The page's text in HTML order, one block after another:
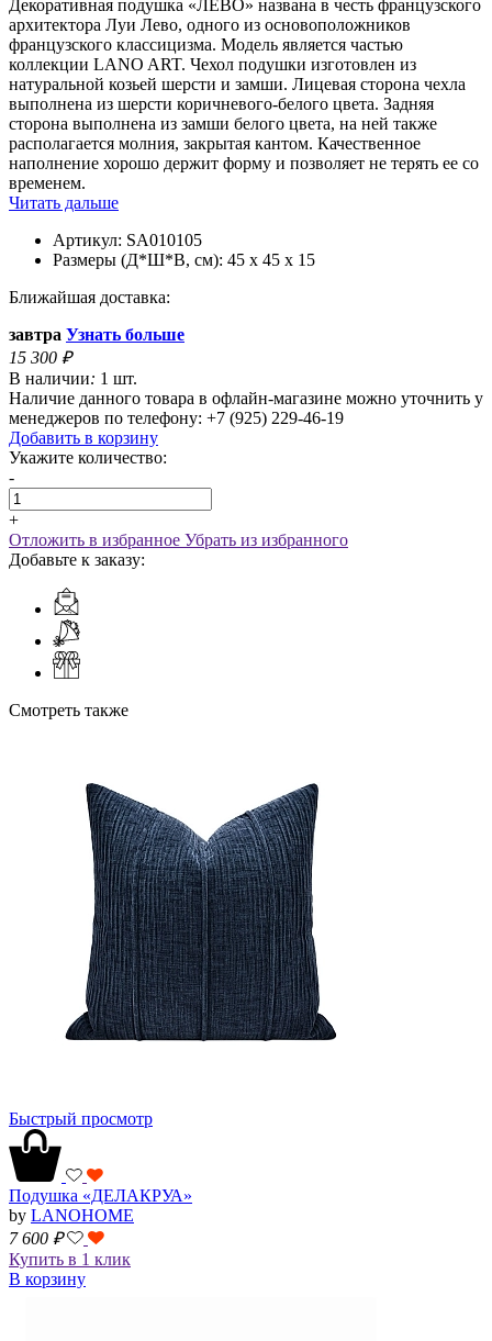
Декоративная подушка «ЛЕВО» названа в честь французского
архитектора Луи Лево, одного из основоположников
французского классицизма. Модель является частью
коллекции LANO ART. Чехол подушки изготовлен из
натуральной козьей шерсти и замши. Лицевая сторона чехла
выполнена из шерсти коричневого-белого цвета. Задняя
сторона выполнена из замши белого цвета, на ней также
располагается молния, закрытая кантом. Качественное
наполнение хорошо держит форму и позволяет не терять ее со
временем.
Читать дальше
Артикул: SA010105
Размеры (Д*Ш*В, см): 45 x 45 x 15
Ближайшая доставка:
завтра Узнать больше
15 300 ₽
В наличии: 1 шт.
Наличие данного товара в офлайн-магазине можно уточнить у
менеджеров по телефону: +7 (925) 229-46-19
Добавить в корзину
Укажите количество:
-
+
Отложить в избранное Убрать из избранного
Добавьте к заказу:
Смотреть также
Быстрый просмотр
Подушка «ДЕЛАКРУА»
by LANOHOME
7 600 ₽
Купить в 1 клик
В корзину